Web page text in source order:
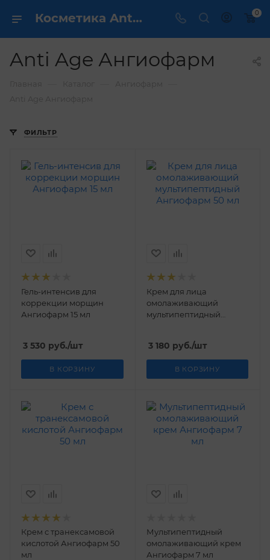
Косметика Anti Age Ангиофарм - купить в интернет магазине ✔️ по выгодной цене 0
Anti Age Ангиофарм
ФИЛЬТР
Гель-интенсив для
коррекции морщин
Ангиофарм 15 мл
3 530 руб./шт
В КОРЗИНУ
Крем для лица
омолаживающий
мультипептидный
3 180 руб./шт
В КОРЗИНУ
Крем с транексамовой
кислотой Ангиофарм 50
мл
Мультипептидный
омолаживающий крем
Ангиофарм 7 мл